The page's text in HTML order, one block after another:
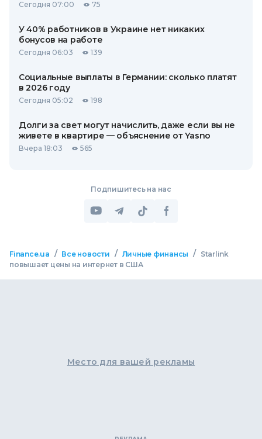
Сегодня 07:00 75
У 40% работников в Украине нет никаких
бонусов на работе
Сегодня 06:03 139
Социальные выплаты в Германии: сколько платят
в 2026 году
Сегодня 05:02 198
Долги за свет могут начислить, даже если вы не
живете в квартире — объяснение от Yasno
Вчера 18:03 565
Подпишитесь на нас
Finance.ua / Все новости / Личные финансы /
Starlink
повышает цены на интернет в США
Место для вашей рекламы